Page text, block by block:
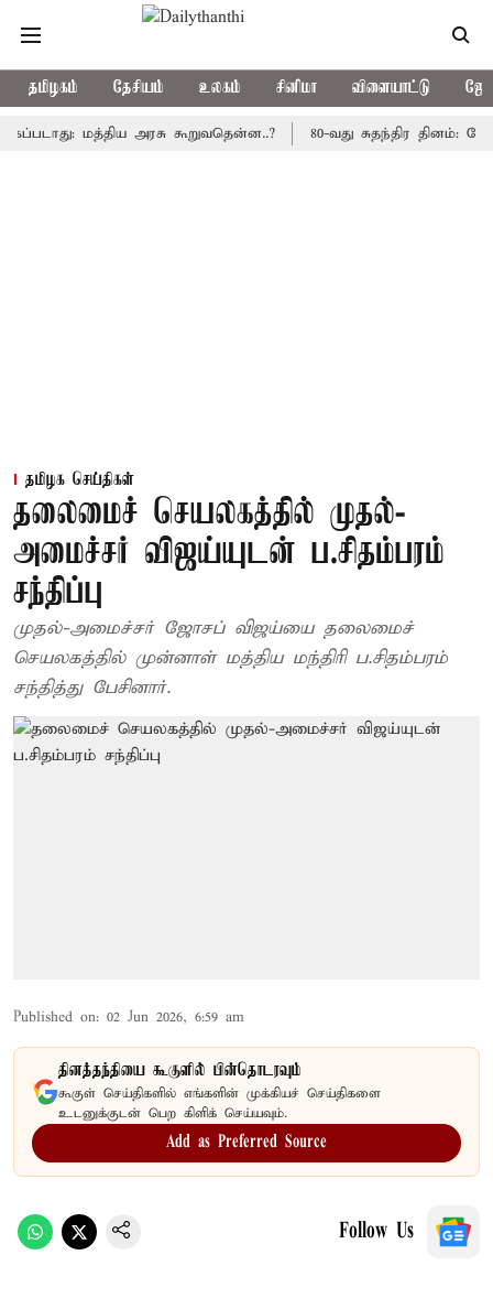
தமிழகம் தேசியம் உலகம் சினிமா விளையாட்டு
மத்திய அரசு கூறுவதென்ன..? 80-வது சுதந்திர தினம்:
தமிழக செய்திகள்
தலைமைச் செயலகத்தில் முதல்-
அமைச்சர் விஜய்யுடன் ப.சிதம்பரம்
சந்திப்பு
முதல்-அமைச்சர் ஜோசப் விஜய்யை தலைமைச்
செயலகத்தில் முன்னாள் மத்திய மந்திரி ப.சிதம்பரம்
சந்தித்து பேசினார்.
Published on: 02 Jun 2026, 6:59 am
தினத்தந்தியை கூகுளில் பின்தொடரவும்
கூகுள் செய்திகளில் எங்களின் முக்கியச் செய்திகளை
உடனுக்குடன் பெற கிளிக் செய்யவும்.
Add as Preferred Source
Follow Us